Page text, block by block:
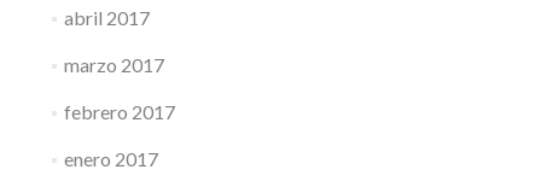
abril 2017
marzo 2017
febrero 2017
enero 2017